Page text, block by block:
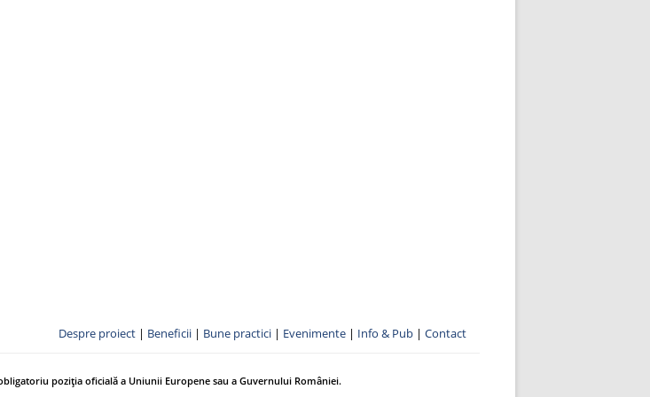
Despre proiect | Beneficii | Bune practici | Evenimente | Info & Pub | Contact
poziția oficială a Uniunii Europene sau a Guvernului României.